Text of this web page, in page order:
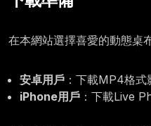
在本網站選擇喜愛的動態桌
安卓用戶 ：下載MP4格式
iPhone用戶 ：下載Live